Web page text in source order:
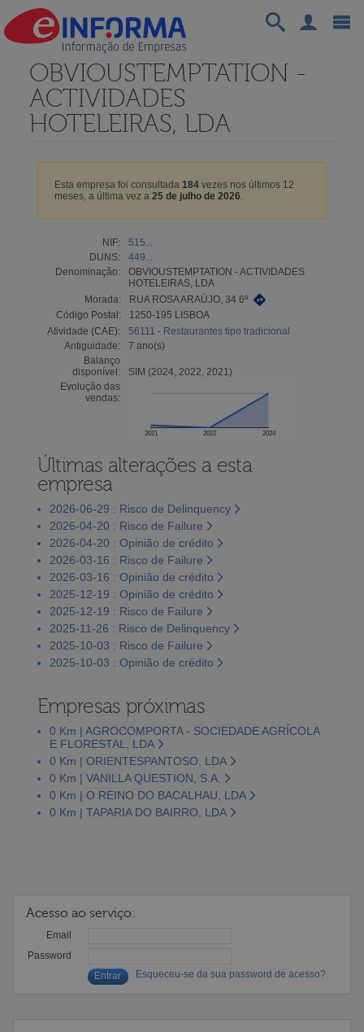
OBVIOUSTEMPTATION -
ACTIVIDADES
HOTELEIRAS, LDA
Esta empresa foi consultada 184vezes nos últimos 12
meses, a última vez a 25 de julho de 2026.
NIF:
515...
DUNS:
449...
Denominação:
OBVIOUSTEMPTATION - ACTIVIDADES
HOTELEIRAS, LDA
Morada:
RUA ROSA ARAÚJO, 34 6º
Código Postal:
1250-195 LISBOA
Atividade (CAE):
56111 - Restaurantes tipo tradicional
Antiguidade:
7 ano(s)
Balanço
disponível:
SIM (2024, 2022, 2021)
Evolução das
vendas:
2021 2022 2024
Últimas alterações a esta
empresa
2026-06-29 : Risco de Delinquency
2026-04-20 : Risco de Failure
2026-04-20 : Opinião de crédito
2026-03-16 : Risco de Failure
2026-03-16 : Opinião de crédito
2025-12-19 : Opinião de crédito
2025-12-19 : Risco de Failure
2025-11-26 : Risco de Delinquency
2025-10-03 : Risco de Failure
2025-10-03 : Opinião de crédito
Empresas próximas
0 Km | AGROCOMPORTA - SOCIEDADE AGRÍCOLA
E FLORESTAL, LDA
0 Km | ORIENTESPANTOSO, LDA
0 Km | VANILLA QUESTION, S.A.
0 Km | O REINO DO BACALHAU, LDA
0 Km | TAPARIA DO BAIRRO, LDA
Acesso ao serviço:
Email
Password
Esqueceu-se da sua password de acesso?